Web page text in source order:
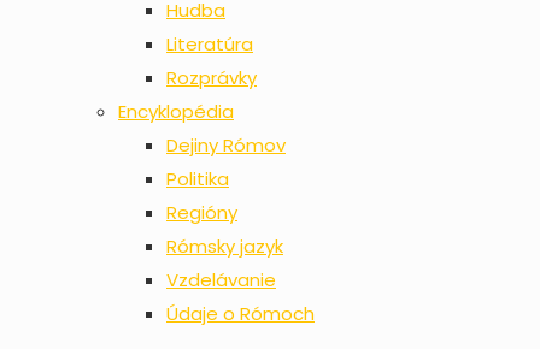
Hudba
Literatúra
Rozprávky
Encyklopédia
Dejiny Rómov
Politika
Regióny
Rómsky jazyk
Vzdelávanie
Údaje o Rómoch